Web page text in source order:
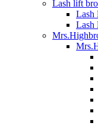
Lash lift
Lash
Lash